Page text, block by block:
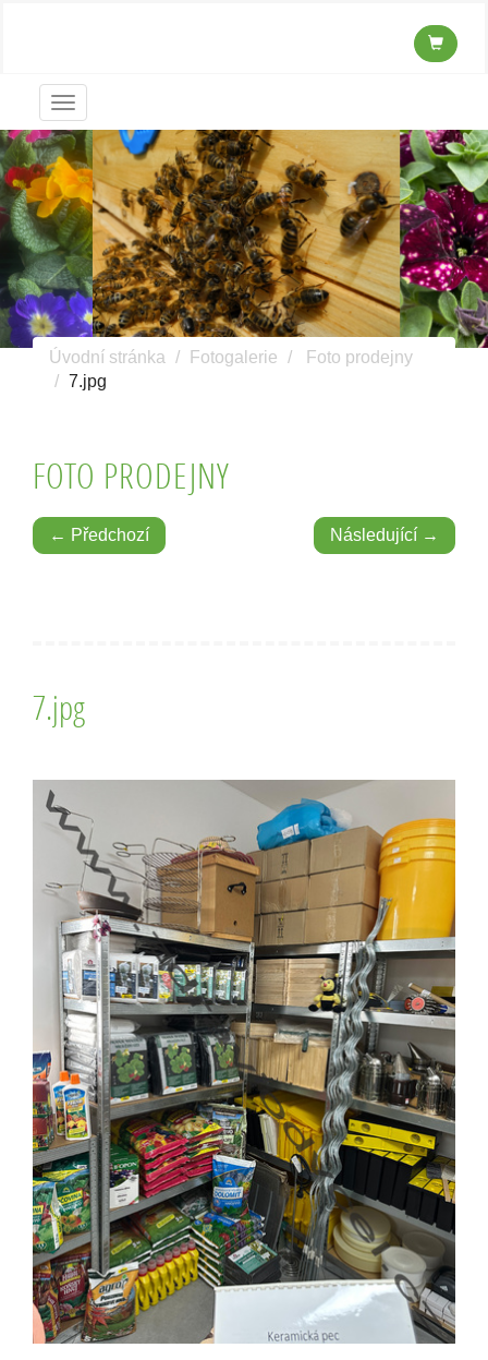
Menu
Úvodní stránka Fotogalerie
Foto prodejny
7.jpg
FOTO PRODEJNY
← Předchozí Následující →
7.jpg